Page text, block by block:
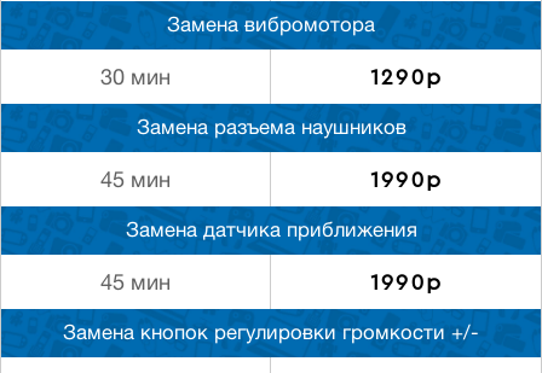
Замена вибромотора
30 мин 1290р
Замена разъема наушников
45 мин 1990р
Замена датчика приближения
45 мин 1990р
Замена кнопок регулировки громкости +/-